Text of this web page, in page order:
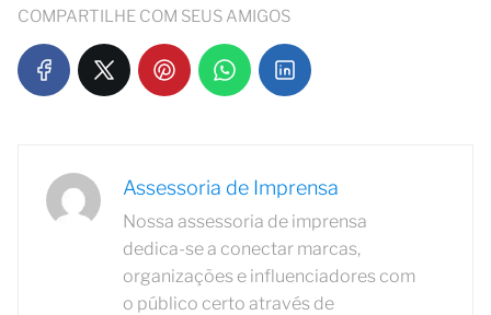
COMPARTILHE COM SEUS AMIGOS
Assessoria de Imprensa
Nossa assessoria de imprensa
dedica-se a conectar marcas,
organizações e influenciadores com
o público certo através de